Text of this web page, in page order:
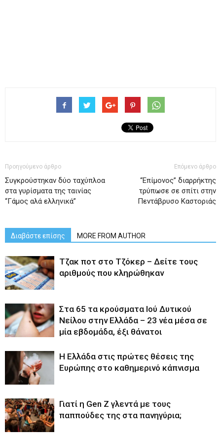
Προηγούμενο άρθρο
Συγκρούστηκαν δύο ταχύπλοα
στα γυρίσματα της ταινίας
“Γάμος αλά ελληνικά”
Επόμενο άρθρο
“Επίμονος” διαρρήκτης
τρύπωσε σε σπίτι στην
Πεντάβρυσο Καστοριάς
Διαβάστε επίσης MORE FROM AUTHOR
Tζακ ποτ στο Τζόκερ – Δείτε τους
αριθμούς που κληρώθηκαν
Στα 65 τα κρούσματα Ιού Δυτικού
Νείλου στην Ελλάδα – 23 νέα μέσα σε
μία εβδομάδα, έξι θάνατοι
Η Ελλάδα στις πρώτες θέσεις της
Ευρώπης στο καθημερινό κάπνισμα
Γιατί η Gen Z γλεντά με τους
παππούδες της στα πανηγύρια;